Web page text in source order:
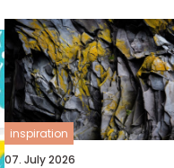
inspiration
07. July 2026